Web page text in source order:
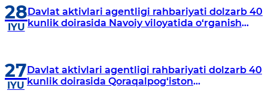
28
IYU
Davlat aktivlari agentligi rahbariyati dolzarb 40
kunlik doirasida Navoiy viloyatida o‘rganish
27
IYU
Davlat aktivlari agentligi rahbariyati dolzarb 40
kunlik doirasida Qoraqalpog‘iston